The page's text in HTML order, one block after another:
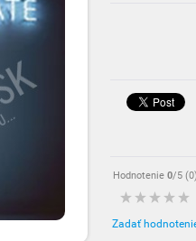
Hodnotenie 0/5 (0)
Zadať